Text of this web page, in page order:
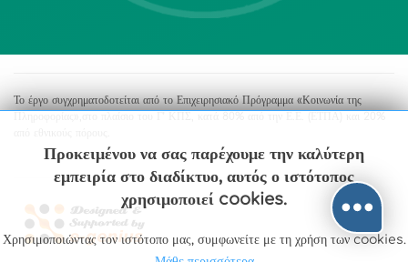
Το έργο συγχρηματοδοτείται από το Επιχειρησιακό Πρόγραμμα «Κοινωνία της
Προκειμένου να σας παρέχουμε την καλύτερη
εμπειρία στο διαδίκτυο, αυτός ο ιστότοπος
χρησιμοποιεί cookies.
Χρησιμοποιώντας τον ιστότοπο μας, συμφωνείτε με τη χρήση των cookies.